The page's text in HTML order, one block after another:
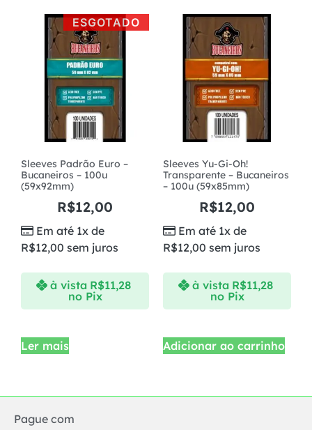
ESGOTADO
Sleeves Padrão Euro –
Bucaneiros – 100u
(59x92mm)
R$12,00
Em até 1x de
R$12,00 sem juros
à vista R$11,28
no Pix
Ler mais
Sleeves Yu-Gi-Oh!
Transparente – Bucaneiros
– 100u (59x85mm)
R$12,00
Em até 1x de
R$12,00 sem juros
à vista R$11,28
no Pix
Adicionar ao carrinho
Pague com